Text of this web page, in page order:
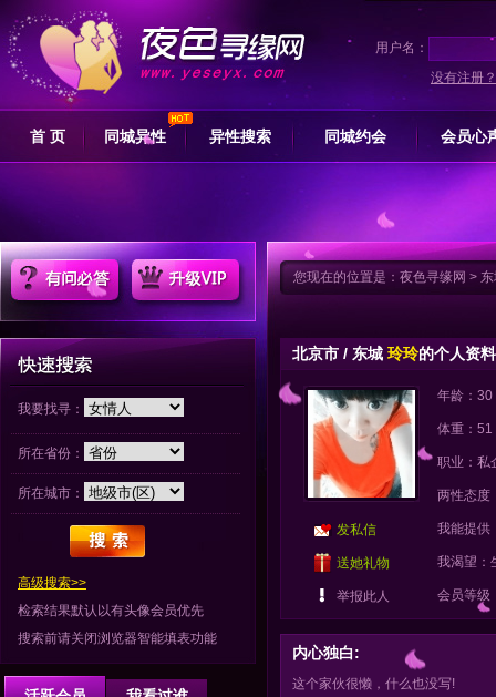
用户名：
没有注册？
首 页 同城异性 异性搜索 同城约会 会员心
我要找寻：
所在省份：
所在城市：
高级搜索>>
检索结果默认以有头像会员优先
搜索前请关闭浏览器智能填表功能
您现在的位置是： 夜色寻缘网 >
北京市 / 东城 玲玲的个人资料
发私信
送她礼物
举报此人
年龄：30
体重：51
职业：私
两性态度
我能提供
我渴望：
会员等
内心独白:
这个家伙很懒，什么也没写!